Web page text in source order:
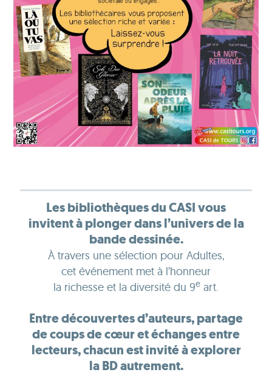
Les bibliothèques du CASI vous
invitent à plonger dans l’univers de la
bande dessinée.
À travers une sélection pour Adultes,
cet événement met à l’honneur
la richesse et la diversité du 9e art.
Entre découvertes d’auteurs, partage
de coups de cœur et échanges entre
lecteurs, chacun est invité à explorer
la BD autrement.